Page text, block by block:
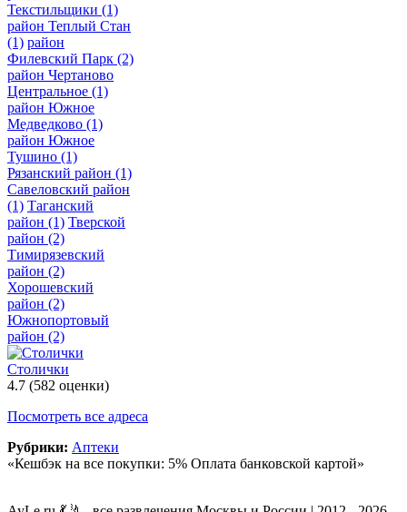
Текстильщики (1)
район Теплый Стан
(1) район
Филевский Парк (2)
район Чертаново
Центральное (1)
район Южное
Медведково (1)
район Южное
Тушино (1)
Рязанский район (1)
Савеловский район
(1) Таганский
район (1) Тверской
район (2)
Тимирязевский
район (2)
Хорошевский
район (2)
Южнопортовый
район (2)
Столички
4.7 (582 оценки)
Посмотреть все адреса
Рубрики: Аптеки
«Кешбэк на все покупки: 5% Оплата банковской картой»